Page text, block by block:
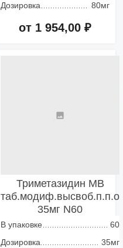
Дозировка 80мг
от 1 954,00 ₽
Триметазидин МВ
таб.модиф.высвоб.п.п.о
35мг N60
В упаковке
60
Дозировка
35мг